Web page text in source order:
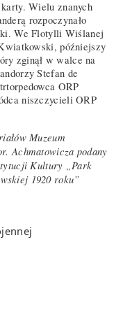
Wielu znanych
rozpoczynało
We Flotylli Wiślanej
późniejszy
zginął w walce na
Stefan de
ORP
niszczycieli ORP
Muzeum
Achmatowicza podany
Kultury „Park
1920 roku”